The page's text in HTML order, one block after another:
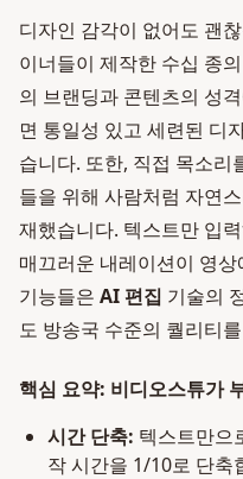
디자인 감각이 없어도 괜
이너들이 제작한 수십 종
의 브랜딩과 콘텐츠의 성
면 통일성 있고 세련된 디
습니다. 또한, 직접 목소리
들을 위해 사람처럼 자연
재했습니다. 텍스트만 입
매끄러운 내레이션이 영
기능들은 AI 편집 기술의
도 방송국 수준의 퀄리티
핵심 요약: 비디오스튜가
시간 단축: 텍스트만으
작 시간을 1/10로 단축